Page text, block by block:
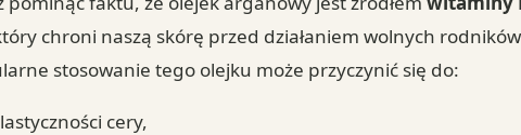
chroni naszą skórę przed działaniem wolnych
stosowanie tego olejku może przyczynić się do:
cery,